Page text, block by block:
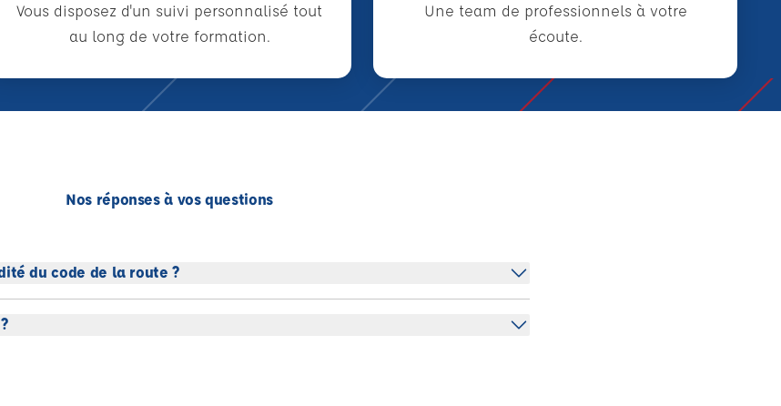
Vous disposez d'un suivi personnalisé tout
au long de votre formation.
Une team de professionnels à votre
écoute.
Nos réponses à vos questions
du code de la route ?